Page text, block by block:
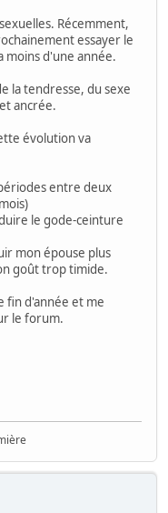
Récemment,
essayer le
moins d'une année.
la tendresse, du sexe
ancrée.
évolution va
entre deux
le gode-ceinture
mon épouse plus
goût trop timide.
fin d'année et me
le forum.